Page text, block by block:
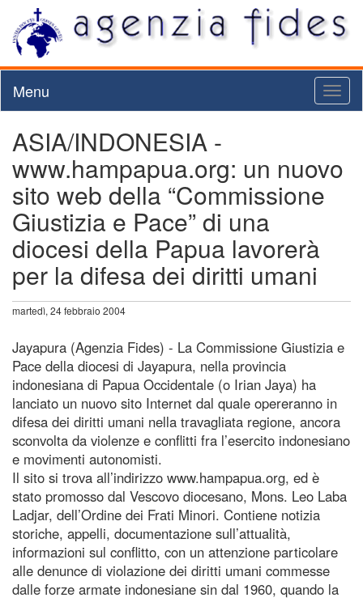
Menu
ASIA/INDONESIA -
www.hampapua.org: un nuovo
sito web della “Commissione
Giustizia e Pace” di una
diocesi della Papua lavorerà
per la difesa dei diritti umani
martedì, 24 febbraio 2004
Jayapura (Agenzia Fides) - La Commissione Giustizia e
Pace della diocesi di Jayapura, nella provincia
indonesiana di Papua Occidentale (o Irian Jaya) ha
lanciato un nuovo sito Internet dal quale opereranno in
difesa dei diritti umani nella travagliata regione, ancora
sconvolta da violenze e conflitti fra l’esercito indonesiano
e movimenti autonomisti.
Il sito si trova all’indirizzo www.hampapua.org, ed è
stato promosso dal Vescovo diocesano, Mons. Leo Laba
Ladjar, dell’Ordine dei Frati Minori. Contiene notizia
storiche, appelli, documentazione sull’attualità,
informazioni sul conflitto, con un attenzione particolare
alle denunce di violazione dei diritti umani commesse
dalle forze armate indonesiane sin dal 1960, quando la